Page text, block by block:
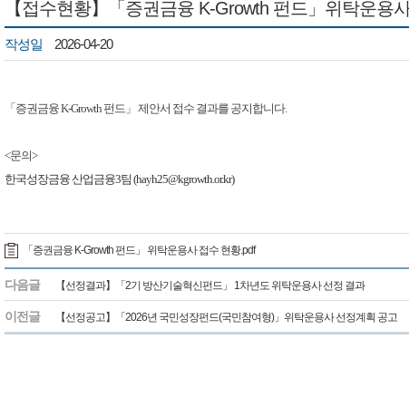
【접수현황】「증권금융 K-Growth 펀드」위탁운용
작성일 2026-04-20
「증권금융 K-Growth 펀드」 제안서 접수 결과를 공지합니다.
<문의>
한국성장금융 산업금융3팀 (hayh25@kgrowth.or.kr​)
「증권금융 K-Growth 펀드」 위탁운용사 접수 현황.pdf
다음글 【선정결과】「2기 방산기술혁신펀드」 1차년도 위탁운용사 선정 결과
이전글 【선정공고】「2026년 국민성장펀드(국민참여형)」위탁운용사 선정계획 공고